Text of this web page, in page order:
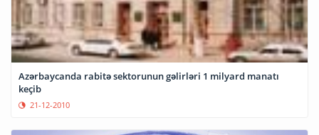
Azərbaycanda rabitə sektorunun gəlirləri 1 milyard manatı
keçib
21-12-2010